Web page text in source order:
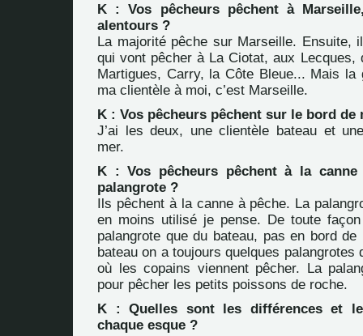
K : Vos pêcheurs pêchent à
alentours ?
La majorité pêche sur Marseille. Ensuite,
qui vont pêcher à La Ciotat, aux Lecques,
Martigues, Carry, la Côte Bleue... Mais la
ma clientèle à moi, c’est Marseille.
K : Vos pêcheurs pêchent sur le bord de
J’ai les deux, une clientèle bateau et
mer.
K : Vos pêcheurs pêchent à la
palangrote ?
Ils pêchent à la canne à pêche. La
en moins utilisé je pense. De toute
palangrote que du bateau, pas en bord
bateau on a toujours quelques palangrotes
où les copains viennent pêcher. La
pour pêcher les petits poissons de roche.
K : Quelles sont les différences et
chaque esque ?